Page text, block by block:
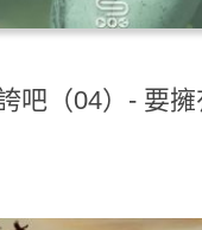
吧（04）- 要